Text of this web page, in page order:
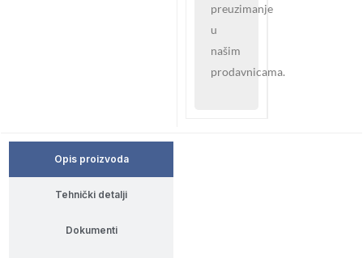
preuzimanje
u
našim
prodavnicama.
Opis proizvoda
Tehnički detalji
Dokumenti